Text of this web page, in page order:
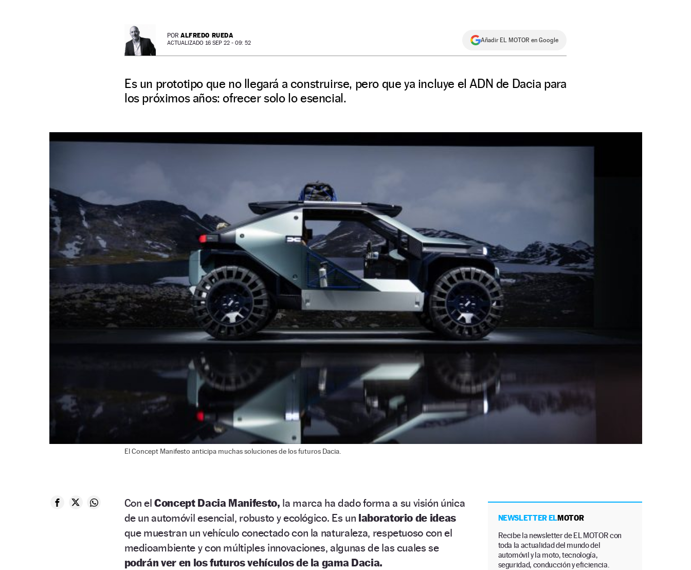
POR ALFREDO RUEDA
ACTUALIZADO 16 SEP 22 - 09: 52 Añadir EL MOTOR en Google
Es un prototipo que no llegará a construirse, pero que ya incluye el ADN de Dacia para
los próximos años: ofrecer solo lo esencial.
El Concept Manifesto anticipa muchas soluciones de los futuros Dacia.
Con elConcept Dacia Manifesto, la marca ha dado forma a su visión única
de un automóvil esencial, robusto y ecológico. Es un laboratorio de ideas
que muestran un vehículo conectado con la naturaleza, respetuoso con el
medioambiente y con múltiples innovaciones, algunas de las cuales se
podrán ver en los futuros vehículos de la gama Dacia.
NEWSLETTER ELMOTOR
Recibe la newsletter de EL MOTOR con
toda la actualidad del mundo del
automóvil y la moto, tecnología,
seguridad, conducción y eficiencia.